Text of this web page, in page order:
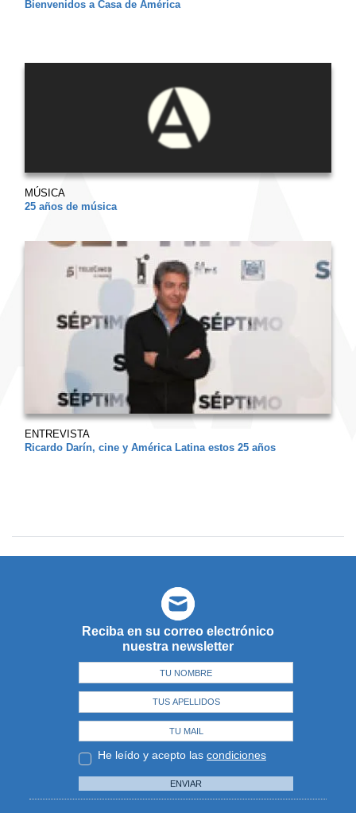
Bienvenidos a Casa de América
MÚSICA
25 años de música
ENTREVISTA
Ricardo Darín, cine y América Latina estos 25 años
Reciba en su correo electrónico
nuestra newsletter
He leído y acepto las condiciones
ENVIAR